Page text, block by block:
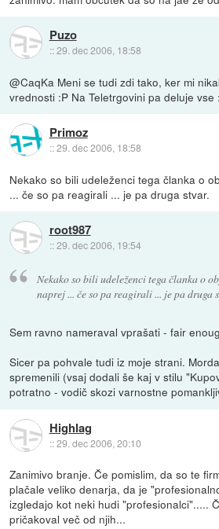
Puzo
::29. dec 2006, 18:58
@CaqKa Meni se tudi zdi tako, ker mi
vrednosti :P Na Teletrgovini pa deluje vse
Primoz
::29. dec 2006, 18:58
Nekako so bili udeleženci tega članka o
... če so pa reagirali ... je pa druga stvar.
root987
::29. dec 2006, 19:54
Nekako so bili udeleženci tega članka o
naprej ... če so pa reagirali ... je pa druga
Sem ravno nameraval vprašati - fair
Sicer pa pohvale tudi iz moje strani.
spremenili (vsaj dodali še kaj v stilu
potratno - vodič skozi varnostne
Highlag
::29. dec 2006, 20:10
Zanimivo branje. Če pomislim, da so te
plačale veliko denarja, da je
izgledajo kot neki hudi "profesionalci".....
pričakoval več od njih...